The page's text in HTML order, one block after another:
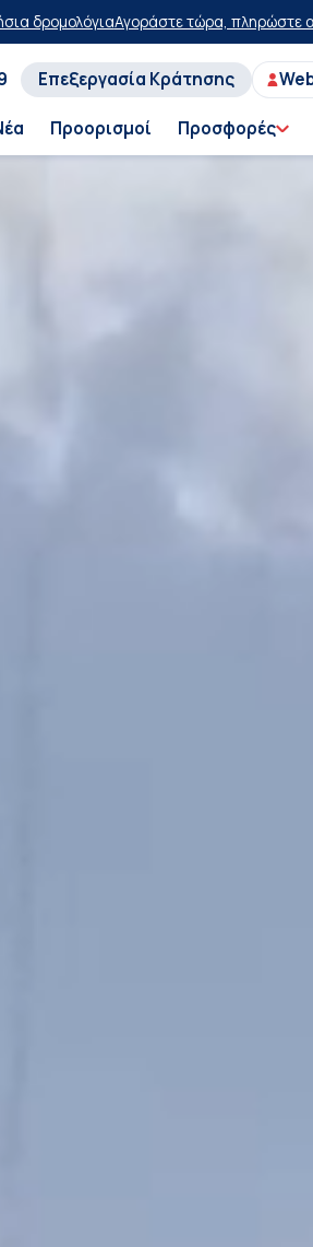
αργότερα με έκπτωση 15 ευρώ!50%
Επεξεργασία Κράτησης
Προορισμοί Προσφορές